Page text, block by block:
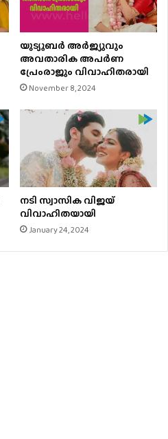
യുട്യൂബർ അര്‍ജ്യുവും
അവതാരിക അപർണ
പ്രേംരാജും വിവാഹിതരായി
November 8, 2024
നടി സ്വാസിക വിജയ്
വിവാഹിതയായി
January 24, 2024